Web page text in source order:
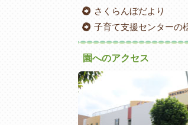
さくらんぼだより
子育て支援センターの
園へのアクセス